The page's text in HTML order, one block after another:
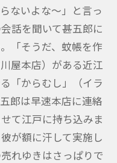
ないよな～」と言っ
話を聞いて甚五郎に
「そうだ、蚊帳を作
屋本店）がある近江
「からむし」（イラ
郎は早速本店に連絡
て江戸に持ち込みま
が額に汗して実施し
れゆきはさっぱりで